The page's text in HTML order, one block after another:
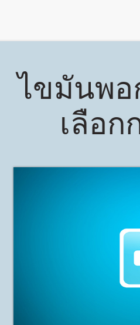
ไขมันพอ
เลือ